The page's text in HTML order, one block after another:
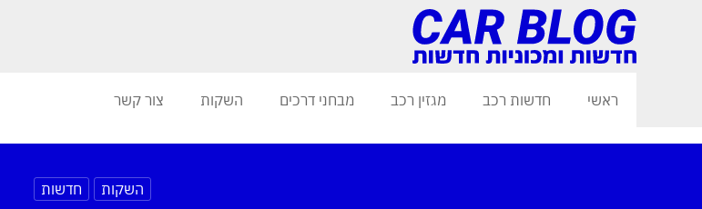
ראשי חדשות רכב מגזין רכב מבחני דרכים השקות צור קשר
השקות חדשות